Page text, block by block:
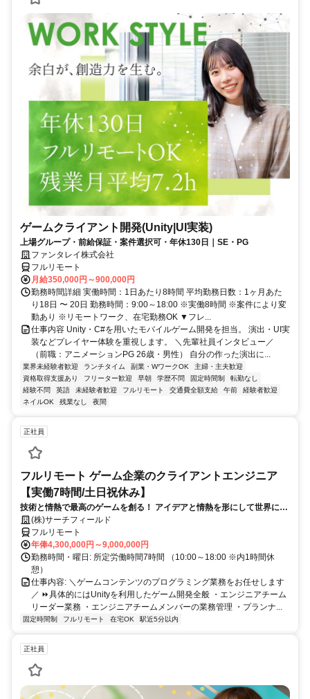
ゲームクライアント開発(Unity|UI実装)
上場グループ・前給保証・案件選択可・年休130日｜SE・PG
ファンタレイ株式会社
フルリモート
月給350,000円～900,000円
勤務時間詳細 実働時間：1日あたり8時間 平均勤務日数：1ヶ月あた
り18日 〜 20日 勤務時間：9:00～18:00 ※実働8時間 ※案件により変
動あり ※リモートワーク、在宅勤務OK ▼フレ...
仕事内容 Unity・C#を用いたモバイルゲーム開発を担当。 演出・UI実
装などプレイヤー体験を重視します。 ＼先輩社員インタビュー／
（前職：アニメーションPG 26歳・男性） 自分の作った演出に...
業界未経験者歓迎 ランチタイム 副業・WワークOK
主婦・主夫歓迎
資格取得支援あり
フリーター歓迎 早朝 学歴不問 固定時間制
転勤なし
経験不問
英語 未経験者歓迎 フルリモート 交通費全額支給 午前
経験者歓迎
ネイルOK
残業なし 夜間
正社員
フルリモート ゲーム企業のクライアントエンジニア
【実働7時間/土日祝休み】
技術と情熱で最高のゲームを創る！ アイデアと情熱を形にして世界に送
り出そう！
(株)サーチフィールド
フルリモート
年俸4,300,000円～9,000,000円
勤務時間・曜日: 所定労働時間7時間 （10:00～18:00 ※内1時間休
憩）
仕事内容: ＼ゲームコンテンツのプログラミング業務をお任せします
／ ⏩具体的にはUnityを利用したゲーム開発全般 ・エンジニアチーム
リーダー業務 ・エンジニアチームメンバーの業務管理 ・プランナ...
固定時間制 フルリモート 在宅OK 駅近5分以内
正社員